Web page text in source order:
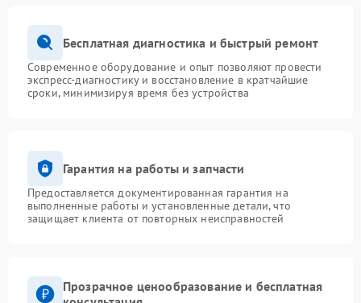
Бесплатная диагностика и быстрый ремонт
Современное оборудование и опыт позволяют провести
экспресс-диагностику и восстановление в кратчайшие
сроки, минимизируя время без устройства
Гарантия на работы и запчасти
Предоставляется документированная гарантия на
выполненные работы и установленные детали, что
защищает клиента от повторных неисправностей
Прозрачное ценообразование и бесплатная